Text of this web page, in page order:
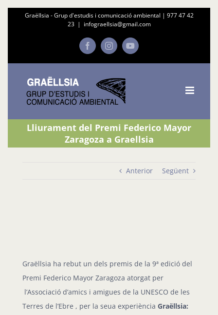
Graëllsia - Grup d'estudis i comunicació ambiental | 977 47 42
23 | infograellsia@gmail.com
FacebookInstagramYouTube
Lliurament del Premi Federico Mayor
Zaragoza a Graellsia
Anterior Següent
Graëllsia ha rebut un dels premis de la 9ª edició del
Premi Federico Mayor Zaragoza atorgat per
l’Associació d’amics i amigues de la UNESCO de les
Terres de l’Ebre , per la seua experiència Graëllsia: